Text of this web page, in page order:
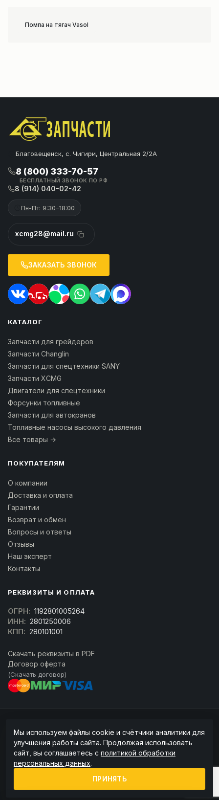
Помпа на тягач Vasol
Благовещенск, с. Чигири, Центральная 2/2А
8 (800) 333-70-57
БЕСПЛАТНЫЙ ЗВОНОК ПО РФ
8 (914) 040-02-42
Пн-Пт: 9:30–18:00
xcmg28@mail.ru
ЗАКАЗАТЬ ЗВОНОК
КАТАЛОГ
Запчасти для грейдеров
Запчасти Changlin
Запчасти для спецтехники SANY
Запчасти XCMG
Двигатели для спецтехники
Форсунки топливные
Запчасти для автокранов
Топливные насосы высокого давления
Все товары →
ПОКУПАТЕЛЯМ
О компании
Доставка и оплата
Гарантии
Возврат и обмен
Вопросы и ответы
Отзывы
Наш эксперт
Контакты
РЕКВИЗИТЫ И ОПЛАТА
ОГРН: 1192801005264
ИНН: 2801250006
КПП: 280101001
Скачать реквизиты в PDF
Договор оферта
(Скачать договор)
ссылка на источник обязательна.
Информация на сайте не является публичной офертой (ст. 437 ГК РФ).
Точную стоимость и наличие уточняйте у менеджера.
Политика конфиденциальности
Пользовательское соглашение
Мы используем файлы cookie и счётчики аналитики для
улучшения работы сайта. Продолжая использовать
сайт, вы соглашаетесь с политикой обработки
персональных данных.
ПРИНЯТЬ